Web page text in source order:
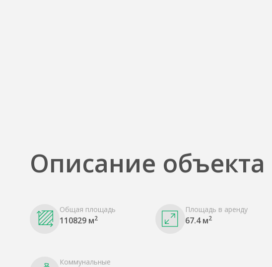
Описание объекта
Общая площадь
110829 м2
Площадь в аренду
67.4 м2
Коммунальные